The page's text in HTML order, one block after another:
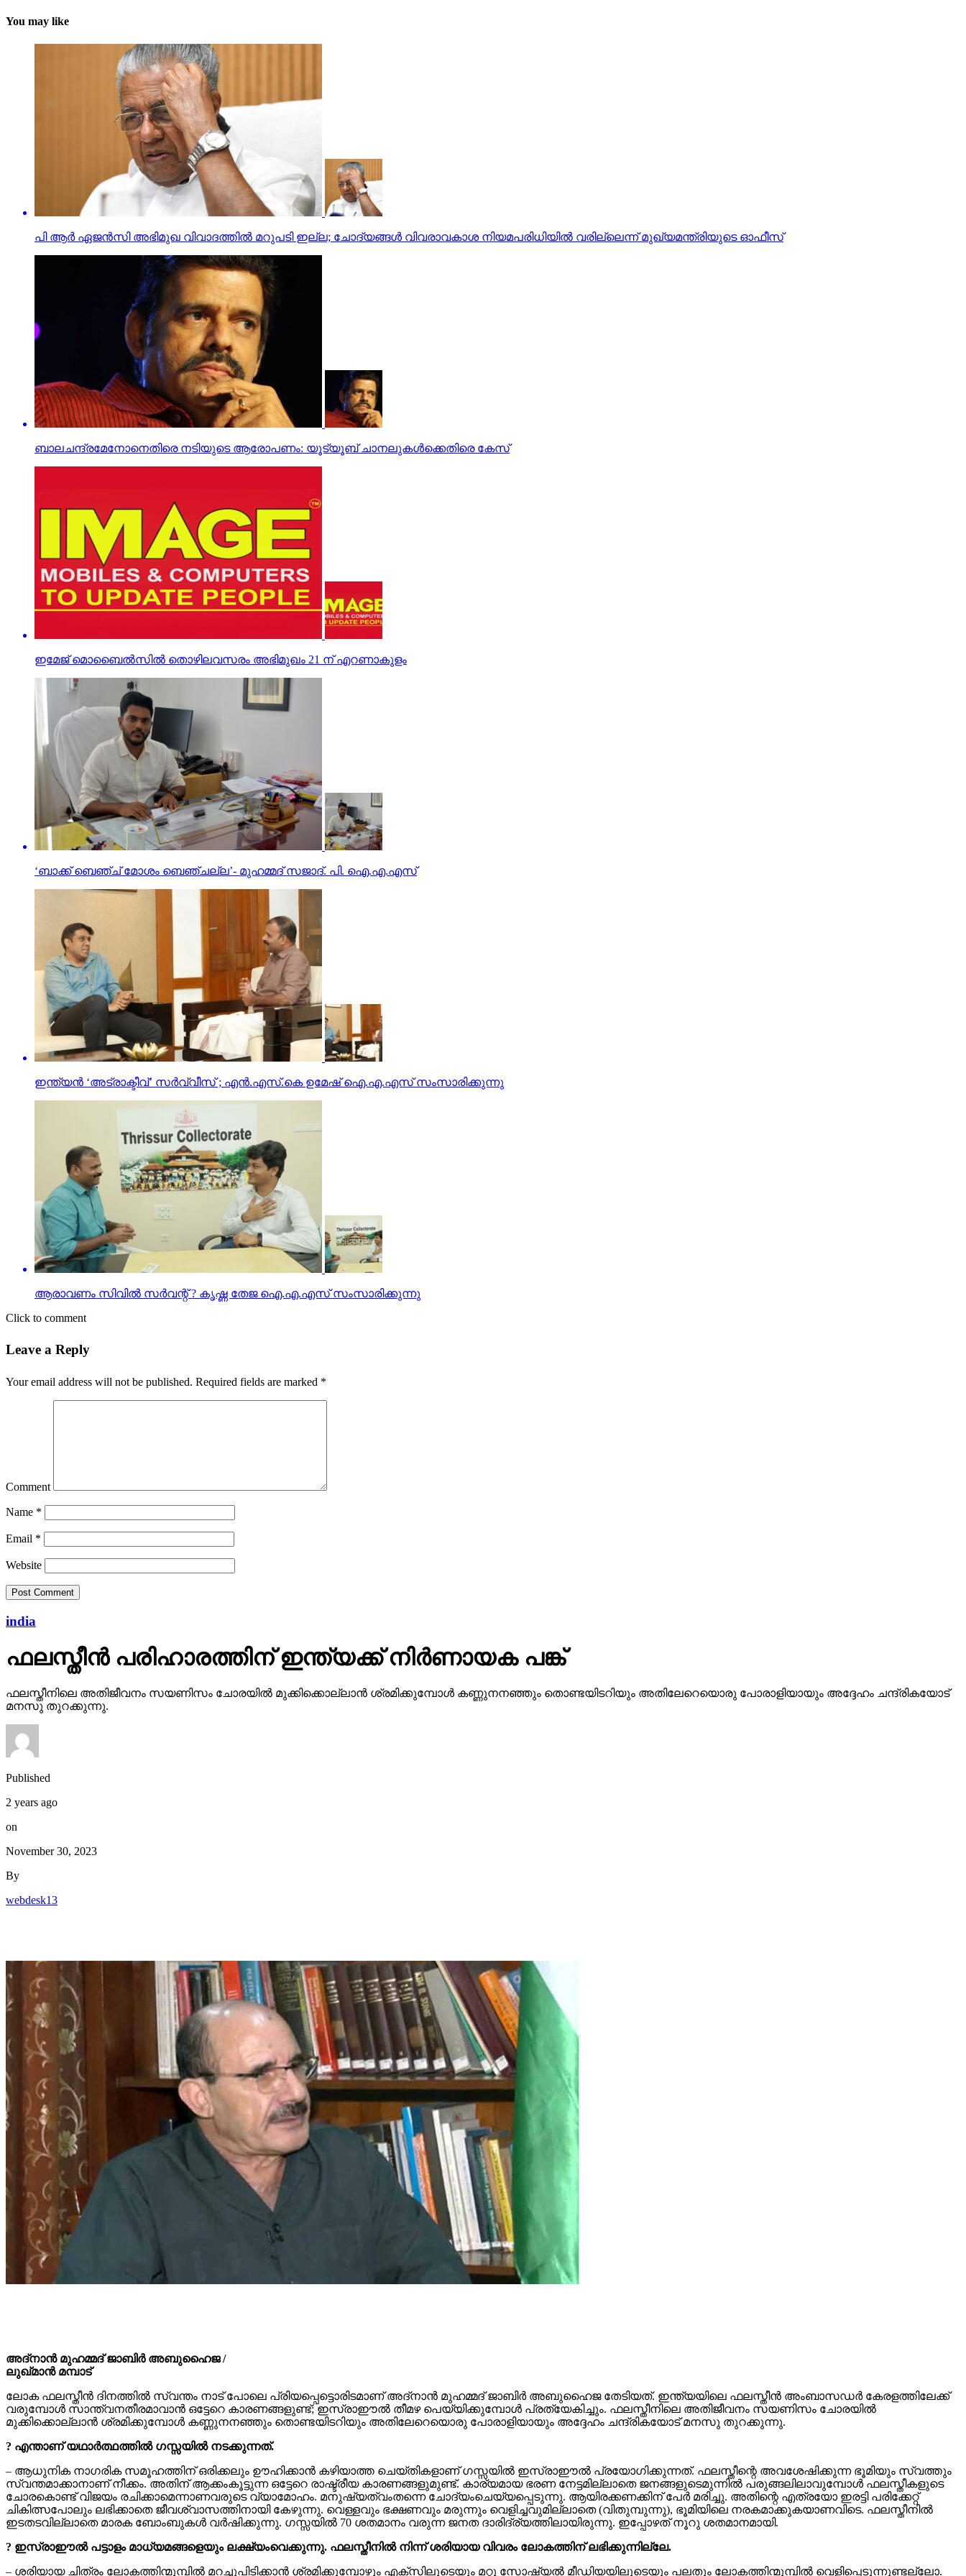
You may like
പി ആര്‍ ഏജന്‍സി അഭിമുഖ വിവാദത്തില്‍ മറുപടി ഇല്ല; ചോദ്യങ്ങള്‍ വിവരാവകാശ നിയമപരിധിയില്‍ വരില്ലെന്ന് മുഖ്യമന്ത്രിയുടെ ഓഫീസ്
ബാലചന്ദ്രമേനോനെതിരെ നടിയുടെ ആരോപണം: യൂട്യൂബ് ചാനലുകൾക്കെതിരെ കേസ്
ഇമേജ് മൊബൈല്‍സില്‍ തൊഴിലവസരം അഭിമുഖം 21 ന് എറണാകുളം
‘ബാക്ക് ബെഞ്ച് മോശം ബെഞ്ചല്ല’- മുഹമ്മദ് സജാദ്. പി. ഐ.എ.എസ്
ഇന്ത്യന്‍ ‘അട്രാക്ടീവ്’ സര്‍വ്വീസ് ; എന്‍.എസ്.കെ ഉമേഷ് ഐ.എ.എസ് സംസാരിക്കുന്നു
ആരാവണം സിവില്‍ സര്‍വന്റ് ? കൃഷ്ണ തേജ ഐ.എ.എസ് സംസാരിക്കുന്നു
Click to comment
Leave a Reply
Your email address will not be published. Required fields are marked *
Comment
Name *
Email *
Website
india
ഫലസ്തീന്‍ പരിഹാരത്തിന് ഇന്ത്യക്ക് നിര്‍ണായക പങ്ക്
ഫലസ്തീനിലെ അതിജീവനം സയണിസം ചോരയില്‍ മുക്കിക്കൊല്ലാന്‍ ശ്രമിക്കുമ്പോള്‍ കണ്ണുനനഞ്ഞും തൊണ്ടയിടറിയും അതിലേറെയൊരു പോരാളിയായും അദ്ദേഹം ചന്ദ്രികയോട്
മനസു തുറക്കുന്നു.
Published
2 years ago
on
November 30, 2023
By
webdesk13
അദ്‌നാന്‍ മുഹമ്മദ് ജാബിര്‍ അബുഹൈജ /
ലുഖ്മാന്‍ മമ്പാട്
ലോക ഫലസ്തീന്‍ ദിനത്തില്‍ സ്വന്തം നാട് പോലെ പ്രിയപ്പെട്ടൊരിടമാണ് അദ്‌നാന്‍ മുഹമ്മദ് ജാബിര്‍ അബുഹൈജ തേടിയത്. ഇന്ത്യയിലെ ഫലസ്തീന്‍ അംബാസഡര്‍ കേരളത്തിലേക്ക്
വരുമ്പോള്‍ സാന്ത്വനതീരമാവാന്‍ ഒട്ടേറെ കാരണങ്ങളുണ്ട്; ഇസ്രാഈല്‍ തീമഴ പെയ്യിക്കുമ്പോള്‍ പ്രത്യേകിച്ചും. ഫലസ്തീനിലെ അതിജീവനം സയണിസം ചോരയില്‍
മുക്കിക്കൊല്ലാന്‍ ശ്രമിക്കുമ്പോള്‍ കണ്ണുനനഞ്ഞും തൊണ്ടയിടറിയും അതിലേറെയൊരു പോരാളിയായും അദ്ദേഹം ചന്ദ്രികയോട് മനസു തുറക്കുന്നു.
? എന്താണ് യഥാര്‍ത്ഥത്തില്‍ ഗസ്സയില്‍ നടക്കുന്നത്.
– ആധുനിക നാഗരിക സമൂഹത്തിന് ഒരിക്കലും ഊഹിക്കാന്‍ കഴിയാത്ത ചെയ്തികളാണ് ഗസ്സയില്‍ ഇസ്രാഈല്‍ പ്രയോഗിക്കുന്നത്. ഫലസ്തീന്റെ അവശേഷിക്കുന്ന ഭൂമിയും സ്വത്തും
സ്വന്തമാക്കാനാണ് നീക്കം. അതിന് ആക്കംകൂട്ടുന്ന ഒട്ടേറെ രാഷ്ട്രീയ കാരണങ്ങളുമുണ്ട്. കാര്യമായ ഭരണ നേട്ടമില്ലാതെ ജനങ്ങളുടെമുന്നില്‍ പരുങ്ങലിലാവുമ്പോള്‍ ഫലസ്തീകളുടെ
ചോരകൊണ്ട് വിജയം രചിക്കാമെന്നാണവരുടെ വ്യാമോഹം. മനുഷ്യത്വംതന്നെ ചോദ്യംചെയ്യപ്പെടുന്നു. ആയിരക്കണക്കിന് പേര്‍ മരിച്ചു. അതിന്റെ എത്രയോ ഇരട്ടി പരിക്കേറ്റ്
ചികിത്സപോലും ലഭിക്കാതെ ജീവശ്വാസത്തിനായി കേഴുന്നു. വെള്ളവും ഭക്ഷണവും മരുന്നും വെളിച്ചവുമില്ലാതെ (വിതുമ്പുന്നു), ഭൂമിയിലെ നരകമാക്കുകയാണവിടെ. ഫലസ്തീനില്‍
ഇടതടവില്ലാതെ മാരക ബോംബുകള്‍ വര്‍ഷിക്കുന്നു. ഗസ്സയില്‍ 70 ശതമാനം വരുന്ന ജനത ദാരിദ്ര്യത്തിലായിരുന്നു. ഇപ്പോഴത് നൂറു ശതമാനമായി.
? ഇസ്രാഈല്‍ പട്ടാളം മാധ്യമങ്ങളെയും ലക്ഷ്യംവെക്കുന്നു. ഫലസ്തീനില്‍ നിന്ന് ശരിയായ വിവരം ലോകത്തിന് ലഭിക്കുന്നില്ലേ.
– ശരിയായ ചിത്രം ലോകത്തിന്മുമ്പില്‍ മറച്ചുപിടിക്കാന്‍ ശ്രമിക്കുമ്പോഴും എക്‌സിലൂടെയും മറ്റു സോഷ്യല്‍ മീഡിയയിലൂടെയും പലതും ലോകത്തിന്മുമ്പില്‍ വെളിപ്പെടുന്നുണ്ടല്ലോ.